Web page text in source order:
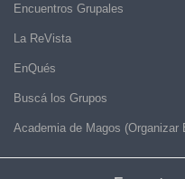
Encuentros Grupales
La ReVista
EnQués
Buscá los Grupos
Academia de Magos (Organizar